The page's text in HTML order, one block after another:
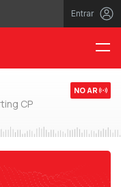
Entrar
CP
NO AR